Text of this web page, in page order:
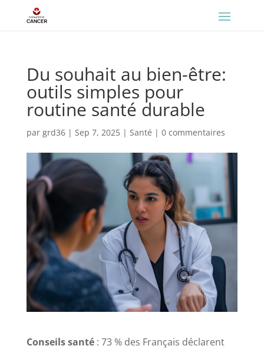
Du souhait au bien-être:
outils simples pour
routine santé durable
par grd36| Sep 7, 2025| Santé | 0 commentaires
Conseils santé: 73 % des Français déclarent